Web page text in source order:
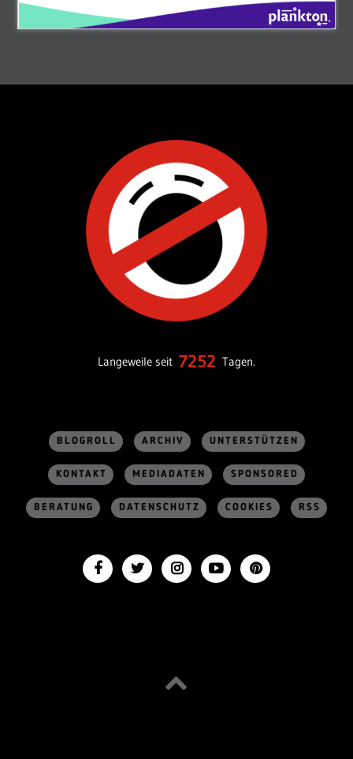
Langeweile seit 7252 Tagen.
BLOGROLL ARCHIV UNTERSTÜTZEN
KONTAKT MEDIADATEN SPONSORED
BERATUNG DATENSCHUTZ COOKIES RSS